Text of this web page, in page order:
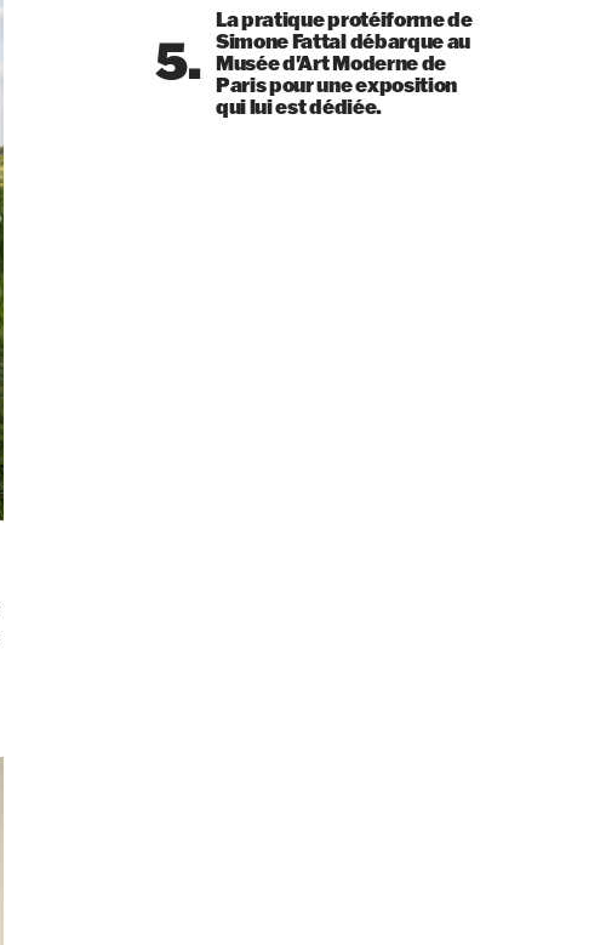
5.
La pratique protéiforme de
Simone Fattal débarque au
Musée d'Art Moderne de
Paris pour une exposition
qui lui est dédiée.